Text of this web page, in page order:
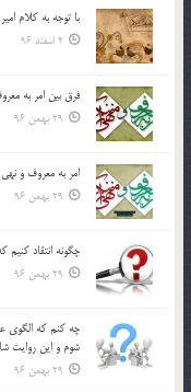
با توجه به كلام
2 اسفند 96
فرق بين امر به
29 بهمن 96
امر به معروف و نهي
29 بهمن 96
چگونه انتقاد
29 بهمن 96
چه كنم كه الگوي
شوم و اين روايت
29 بهمن 96